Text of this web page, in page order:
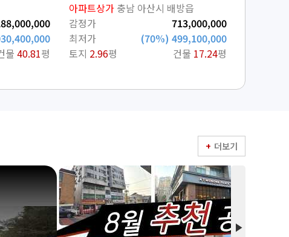
물 40.81평
아파트상가 충남 아산시 배방읍
감정가
713,000,000
최저가
(70%) 499,100,000
토지 2.96평 건물 17.24평
더보기
play_arrow